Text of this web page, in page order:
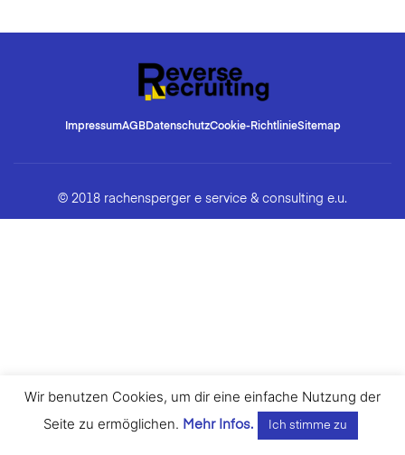
ImpressumAGBDatenschutzCookie-RichtlinieSitemap
© 2018 rachensperger e service & consulting e.u.
Wir benutzen Cookies, um dir eine einfache Nutzung der
Seite zu ermöglichen. Mehr Infos. Ich stimme zu